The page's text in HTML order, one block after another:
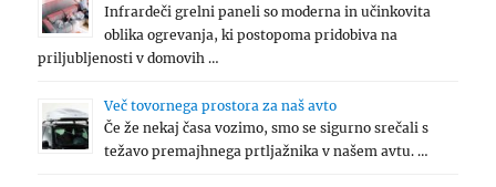
Infrardeči grelni paneli so moderna in učinkovita
oblika ogrevanja, ki postopoma pridobiva na
priljubljenosti v domovih …
Več tovornega prostora za naš avto
Če že nekaj časa vozimo, smo se sigurno srečali s
težavo premajhnega prtljažnika v našem avtu. …